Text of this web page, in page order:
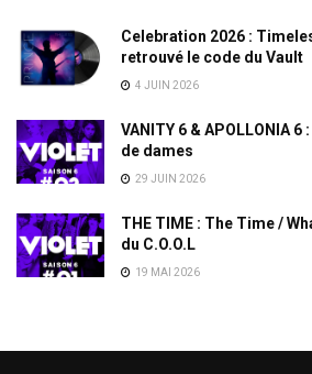
Celebration 2026 :
retrouvé le code du Vault
4 JUIN 2026
VANITY 6 & APOLLONIA
de dames
29 JUIN 2026
THE TIME : The Time /
du C.O.O.L
19 MAI 2026